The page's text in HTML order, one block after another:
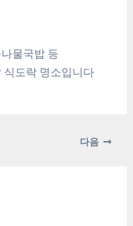
물국밥 등
식도락 명소입니다
다음